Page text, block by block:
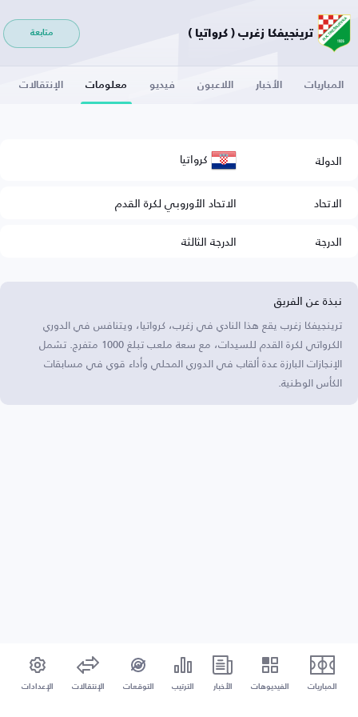
ترينجيفكا زغرب ( كرواتيا ) متابعة
المباريات الأخبار اللاعبون فيديو معلومات الإنتقالات
الدولة كرواتيا
الاتحاد
الاتحاد الأوروبي لكرة القدم
الدرجة
الدرجة الثالثة
نبذة عن الفريق
ترينجيفكا زغرب يقع هذا النادي في زغرب، كرواتيا، ويتنافس في الدوري
الكرواتي لكرة القدم للسيدات، مع سعة ملعب تبلغ 1000 متفرج. تشمل
الإنجازات البارزة عدة ألقاب في الدوري المحلي وأداء قوي في مسابقات
الكأس الوطنية.
المباريات الفيديوهات الأخبار الترتيب التوقعات الإنتقالات الإعدادات